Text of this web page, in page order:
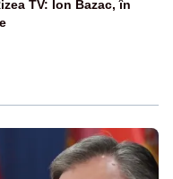
TV: Ion Bazac, în